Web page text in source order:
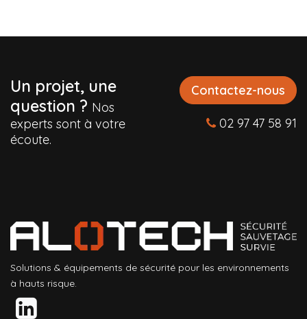
Un projet, une
question ? Nos
experts sont à votre
écoute.
Contactez-nous
02 97 47 58 91
Solutions & équipements de sécurité pour les environnements
à hauts risque.